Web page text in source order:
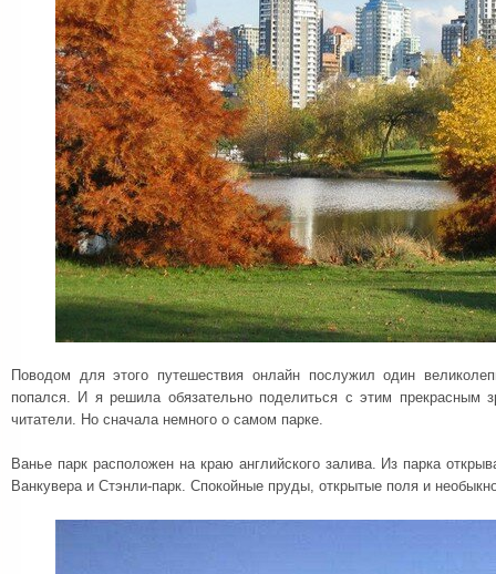
Поводом для этого путешествия онлайн послужил один
попался. И я решила обязательно поделиться с этим прекрасным
читатели. Но сначала немного о самом парке.
Ванье парк расположен на краю английского залива. Из парка
Ванкувера и Стэнли-парк. Спокойные пруды, открытые поля и